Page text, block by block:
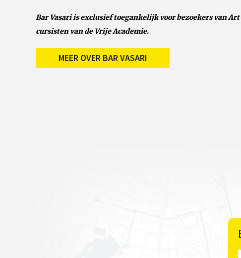
Bar Vasari is exclusief toegankelijk voor bezoekers van Art
cursisten van de Vrije Academie.
MEER OVER BAR VASARI